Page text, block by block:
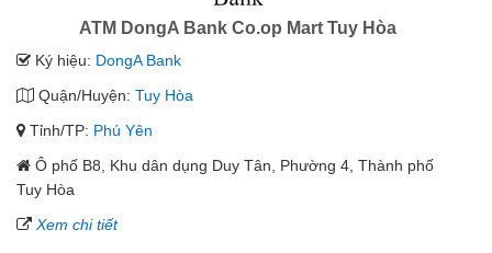
ATM DongA Bank Co.op Mart Tuy Hòa
Ký hiệu: DongA Bank
Quận/Huyện: Tuy Hòa
Tỉnh/TP: Phú Yên
Ô phố B8, Khu dân dụng Duy Tân, Phường 4, Thành phố
Tuy Hòa
Xem chi tiết